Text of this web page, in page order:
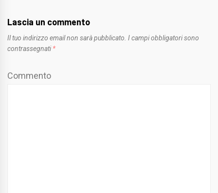
Lascia un commento
Il tuo indirizzo email non sarà pubblicato. I campi obbligatori sono
contrassegnati *
Commento